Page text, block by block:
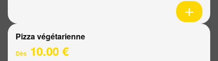
Pizza végétarienne
Dès 10.00 €